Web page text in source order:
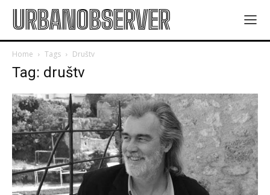
URBANOBSERVER
Home Tags Društv
Tag: društv